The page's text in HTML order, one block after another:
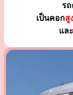
ร
เป็นคอกสู
และ